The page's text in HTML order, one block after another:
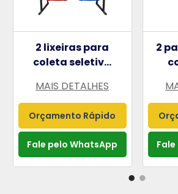
2 lixeiras para
coleta seletiv...
MAIS DETALHES
Orçamento Rápido
Fale pelo WhatsApp
2